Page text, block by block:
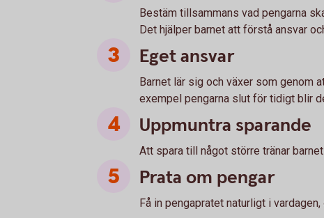
Bestäm tillsammans vad pengarna
Det hjälper barnet att förstå ansvar
Eget ansvar
Barnet lär sig och växer som genom
exempel pengarna slut för tidigt blir
Uppmuntra sparande
Att spara till något större tränar
Prata om pengar
Få in pengapratet naturligt i